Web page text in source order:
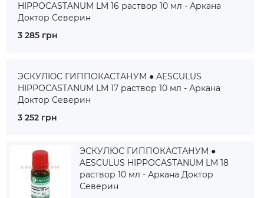
HIPPOCASTANUM LM 16 раствор 10 мл - Аркана
Доктор Северин
3 285 грн
ЭСКУЛЮС ГИППОКАСТАНУМ ● AESCULUS
HIPPOCASTANUM LM 17 раствор 10 мл - Аркана
Доктор Северин
3 252 грн
ЭСКУЛЮС ГИППОКАСТАНУМ ●
AESCULUS HIPPOCASTANUM LM 18
раствор 10 мл - Аркана Доктор
Северин